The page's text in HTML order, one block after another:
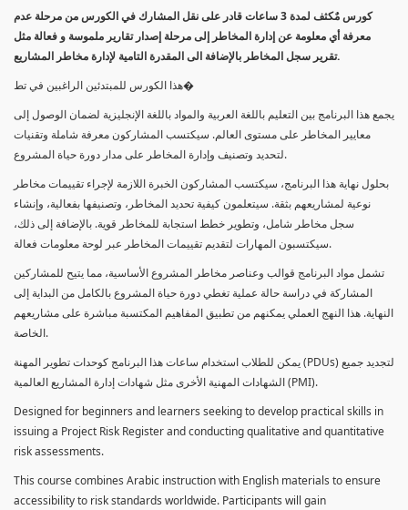
كورس مٌكثف لمدة 3 ساعات قادر على نقل المشارك في الكورس من مرحلة عدم
معرفة أي معلومة عن إدارة المخاطر إلى مرحلة إصدار تقارير ملموسة و فعالة مثل
تقرير سجل المخاطر بالإضافة الى المقدرة التامية لإدارة مخاطر المشاريع.
هذا الكورس للمبتدئين الراغبين في تط�
يجمع هذا البرنامج بين التعليم باللغة العربية والمواد باللغة الإنجليزية لضمان الوصول إلى
معايير المخاطر على مستوى العالم. سيكتسب المشاركون معرفة شاملة وتقنيات
لتحديد وتصنيف وإدارة المخاطر على مدار دورة حياة المشروع.
بحلول نهاية هذا البرنامج، سيكتسب المشاركون الخبرة اللازمة لإجراء تقييمات مخاطر
نوعية لمشاريعهم بثقة. سيتعلمون كيفية تحديد المخاطر، وتصنيفها بفعالية، وإنشاء
سجل مخاطر شامل، وتطوير خطط استجابة للمخاطر قوية. بالإضافة إلى ذلك،
سيكتسبون المهارات لتقديم تقييمات المخاطر عبر لوحة معلومات فعالة.
تشمل مواد البرنامج قوالب وعناصر مخاطر المشروع الأساسية، مما يتيح للمشاركين
المشاركة في دراسة حالة عملية تغطي دورة حياة المشروع بالكامل من البداية إلى
النهاية. هذا النهج العملي يمكنهم من تطبيق المفاهيم المكتسبة مباشرة على مشاريعهم
الخاصة.
يمكن للطلاب استخدام ساعات هذا البرنامج كوحدات تطوير المهنة (PDUs) لتجديد جميع
الشهادات المهنية الأخرى مثل شهادات إدارة المشاريع العالمية (PMI).
Designed for beginners and learners seeking to develop practical skills in
issuing a Project Risk Register and conducting qualitative and quantitative
risk assessments.
This course combines Arabic instruction with English materials to ensure
accessibility to risk standards worldwide. Participants will gain